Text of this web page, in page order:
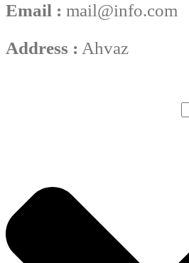
Email : mail@info.com
Address : Ahvaz